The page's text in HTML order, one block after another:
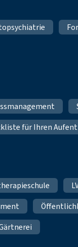
für Ihren